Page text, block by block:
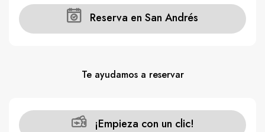
Reserva en San Andrés
Te ayudamos a reservar
¡Empieza con un clic!